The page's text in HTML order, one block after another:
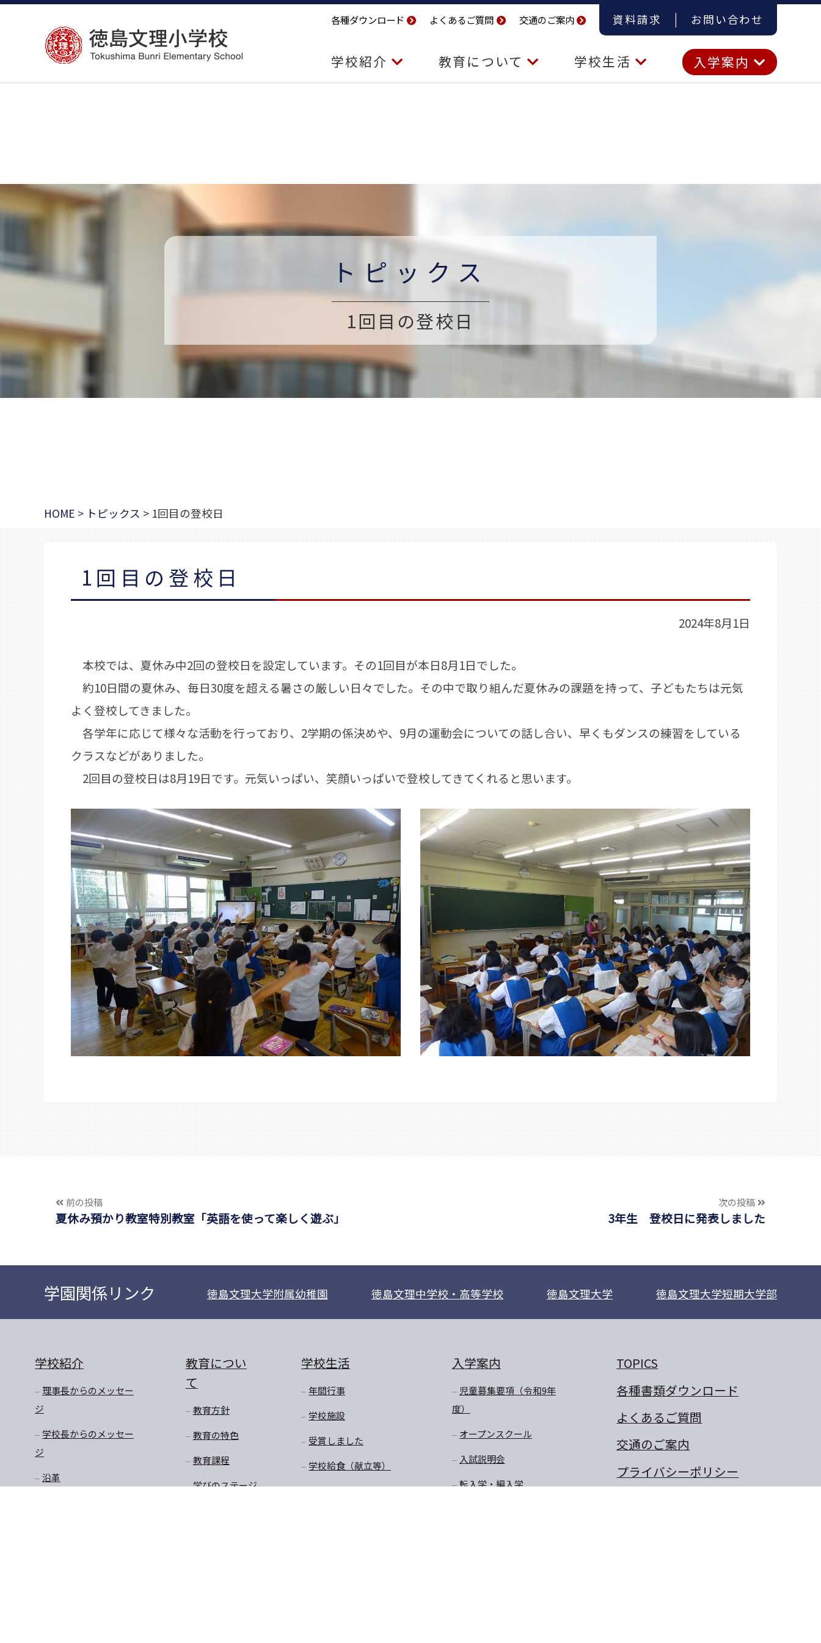
コ
ッ
プ
各種ダウンロード よくあるご質問 交通のご案内 資料請求 お問い合わせ
学校紹介 教育について 学校生活 入学案内
トピックス
1回目の登校日
HOME > トピックス > 1回目の登校日
1回目の登校日
2024年8月1日
本校では、夏休み中2回の登校日を設定しています。その1回目が本日8月1日でした。
約10日間の夏休み、毎日30度を超える暑さの厳しい日々でした。その中で取り組んだ夏休みの課題を持って、子どもたちは元気
よく登校してきました。
各学年に応じて様々な活動を行っており、2学期の係決めや、9月の運動会についての話し合い、早くもダンスの練習をしている
クラスなどがありました。
2回目の登校日は8月19日です。元気いっぱい、笑顔いっぱいで登校してきてくれると思います。
次の投稿
3年生 登校日に発表しました
前の投稿
夏休み預かり教室特別教室「英語を使って楽しく遊ぶ」
学園関係リンク 徳島文理大学附属幼稚園 徳島文理中学校・高等学校 徳島文理大学 徳島文理大学短期大学部
学校紹介
理事長からのメッセー
ジ
学校長からのメッセー
ジ
沿革
教育につい
て
教育方針
教育の特色
教育課程
学びのステージ
学校生活
年間行事
学校施設
受賞しました
学校給食（献立等）
放課後預かり教室
入学案内
児童募集要項（令和9年
度）
オープンスクール
入試説明会
転入学・編入学
TOPICS
各種書類ダウンロード
よくあるご質問
交通のご案内
プライバシーポリシー